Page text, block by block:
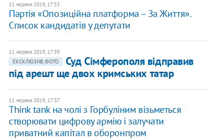
11 червня 2019, 17:53
Партія «Опозиційна платформа – За Життя».
Список кандидатів у депутати
11 червня 2019, 17:39
ЕКСКЛЮЗИВ, ФОТО
Суд Сімферополя відправив
під арешт ще двох кримських татар
11 червня 2019, 17:37
Think tank на чолі з Горбуліним візьметься
створювати цифрову армію і залучати
приватний капітал в оборонпром